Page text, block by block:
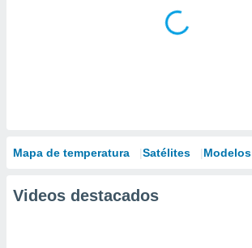
Mapa de temperatura Satélites Modelos
Videos destacados